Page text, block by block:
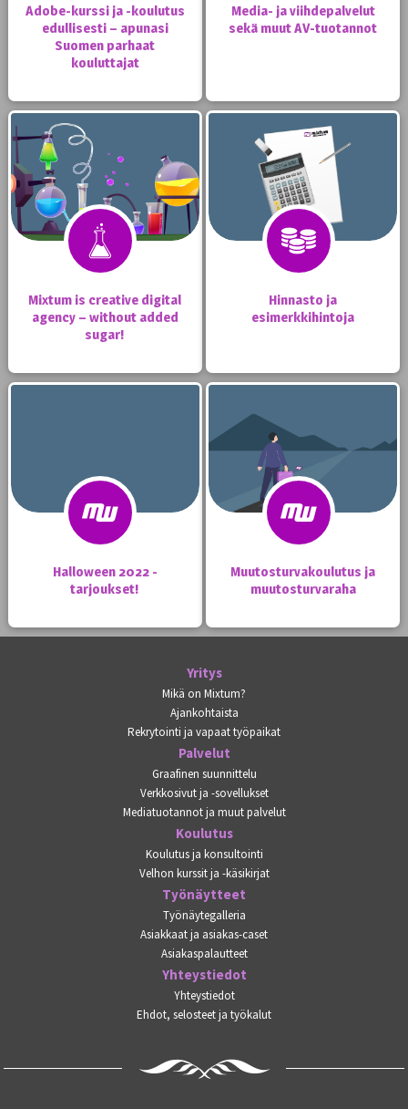
Adobe-kurssi ja -koulutus
edullisesti – apunasi
Suomen parhaat
kouluttajat
Media- ja viihdepalvelut
sekä muut AV-tuotannot
Mixtum is creative digital
agency – without added
sugar!
Hinnasto ja
esimerkkihintoja
Halloween 2022 -
tarjoukset!
Muutosturvakoulutus ja
muutosturvaraha
Yritys
Mikä on Mixtum?
Ajankohtaista
Rekrytointi ja vapaat työpaikat
Palvelut
Graafinen suunnittelu
Verkkosivut ja -sovellukset
Mediatuotannot ja muut palvelut
Koulutus
Koulutus ja konsultointi
Velhon kurssit ja -käsikirjat
Työnäytteet
Työnäytegalleria
Asiakkaat ja asiakas-caset
Asiakaspalautteet
Yhteystiedot
Yhteystiedot
Ehdot, selosteet ja työkalut